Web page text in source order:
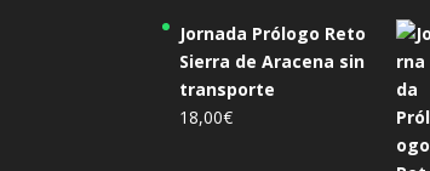
Jornada Prólogo Reto
Sierra de Aracena sin
transporte
18,00€